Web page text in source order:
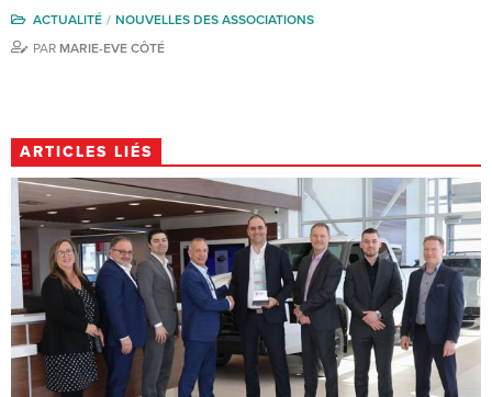
ACTUALITÉ
NOUVELLES DES ASSOCIATIONS
PAR MARIE-EVE CÔTÉ
ARTICLES LIÉS